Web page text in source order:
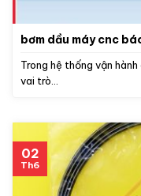
bơm dầu máy cnc
Trong hệ thống vận
vai trò...
02
Th6